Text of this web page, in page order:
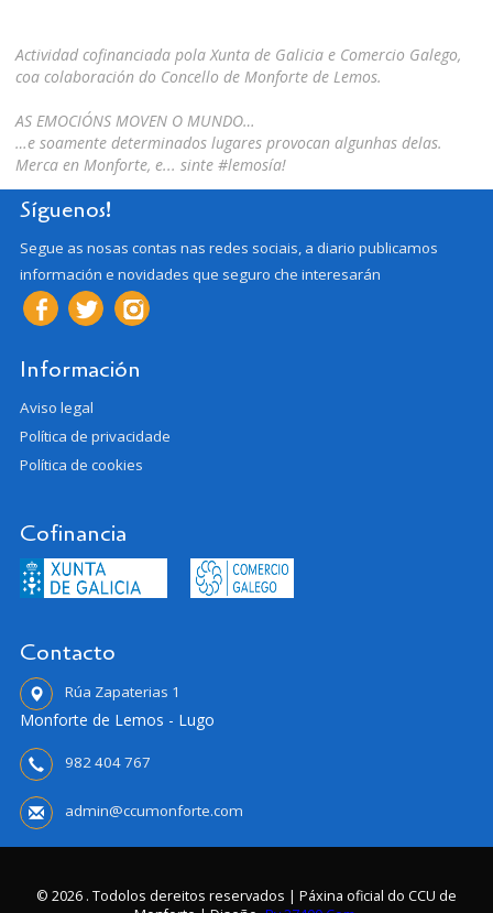
Actividad cofinanciada pola Xunta de Galicia e Comercio Galego,
coa colaboración do Concello de Monforte de Lemos.
AS EMOCIÓNS MOVEN O MUNDO…
…e soamente determinados lugares provocan algunhas delas.
Merca en Monforte, e... sinte #lemosía!
Síguenos!
Segue as nosas contas nas redes sociais, a diario publicamos
información e novidades que seguro che interesarán
Información
Aviso legal
Política de privacidade
Política de cookies
Cofinancia
Contacto
Rúa Zapaterias 1
Monforte de Lemos - Lugo
982 404 767
admin@ccumonforte.com
© 2026 . Todolos dereitos reservados | Páxina oficial do CCU de